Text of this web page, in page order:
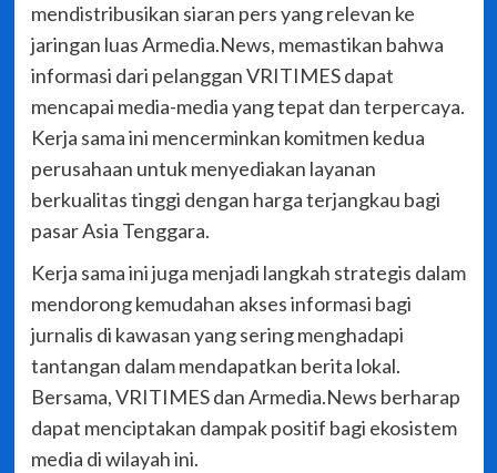
mendistribusikan siaran pers yang relevan ke
jaringan luas Armedia.News, memastikan bahwa
informasi dari pelanggan VRITIMES dapat
mencapai media-media yang tepat dan terpercaya.
Kerja sama ini mencerminkan komitmen kedua
perusahaan untuk menyediakan layanan
berkualitas tinggi dengan harga terjangkau bagi
pasar Asia Tenggara.
Kerja sama ini juga menjadi langkah strategis dalam
mendorong kemudahan akses informasi bagi
jurnalis di kawasan yang sering menghadapi
tantangan dalam mendapatkan berita lokal.
Bersama, VRITIMES dan Armedia.News berharap
dapat menciptakan dampak positif bagi ekosistem
media di wilayah ini.